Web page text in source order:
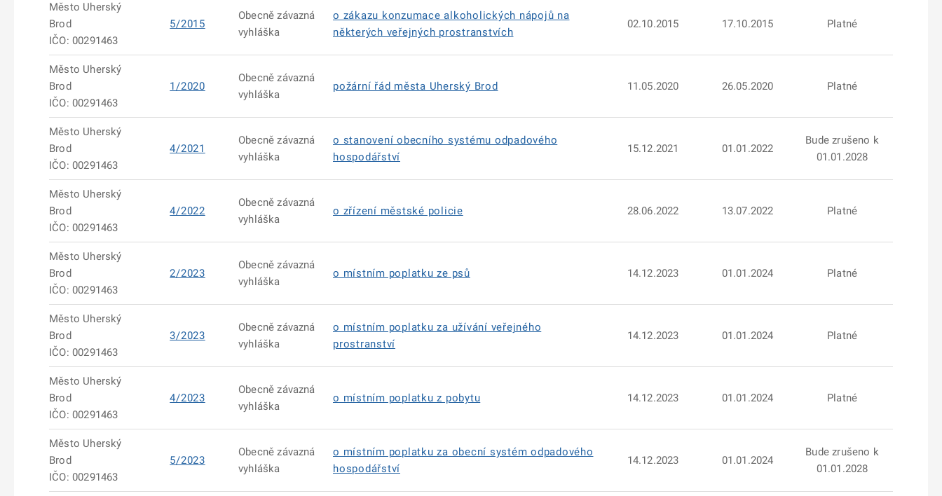
Město Uherský
Brod
IČO: 00291463
5/2015
Obecně závazná
vyhláška
o zákazu konzumace alkoholických nápojů na
některých veřejných prostranstvích
02.10.2015 17.10.2015 Platné
Město Uherský
Brod
IČO: 00291463
1/2020
Obecně závazná
vyhláška
požární řád města Uherský Brod 11.05.2020 26.05.2020 Platné
Město Uherský
Brod
IČO: 00291463
4/2021
Obecně závazná
vyhláška
o stanovení obecního systému odpadového
hospodářství
15.12.2021 01.01.2022
Bude zrušeno k
01.01.2028
Město Uherský
Brod
IČO: 00291463
4/2022
Obecně závazná
vyhláška
o zřízení městské policie 28.06.2022 13.07.2022 Platné
Město Uherský
Brod
IČO: 00291463
2/2023
Obecně závazná
vyhláška
o místním poplatku ze psů 14.12.2023 01.01.2024 Platné
Město Uherský
Brod
IČO: 00291463
3/2023
Obecně závazná
vyhláška
o místním poplatku za užívání veřejného
prostranství
14.12.2023 01.01.2024 Platné
Město Uherský
Brod
IČO: 00291463
4/2023
Obecně závazná
vyhláška
o místním poplatku z pobytu 14.12.2023 01.01.2024 Platné
Město Uherský
Brod
IČO: 00291463
5/2023
Obecně závazná
vyhláška
o místním poplatku za obecní systém odpadového
hospodářství
14.12.2023 01.01.2024
Bude zrušeno k
01.01.2028